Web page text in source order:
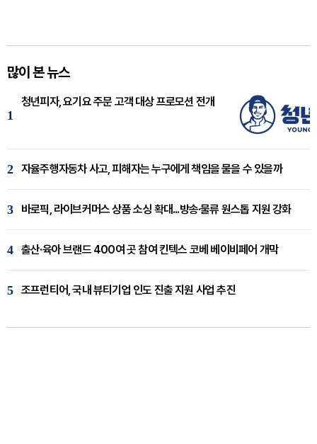
많이 본 뉴스
1
청년피자, 요기요 주문 고객 대상 프로모션 전개
2 자율주행자동차 사고, 피해자는 누구에게 책임을 물을 수 있을까
3 바로픽, 라이브커머스 상품 소싱 확대...방송·물류 원스톱 지원 강화
4 출산·육아 브랜드 400여 곳 참여 킨텍스 코베 베이비페어 개막
5 조프런티어, 국내 뷰티기업 인도 진출 지원 사업 추진